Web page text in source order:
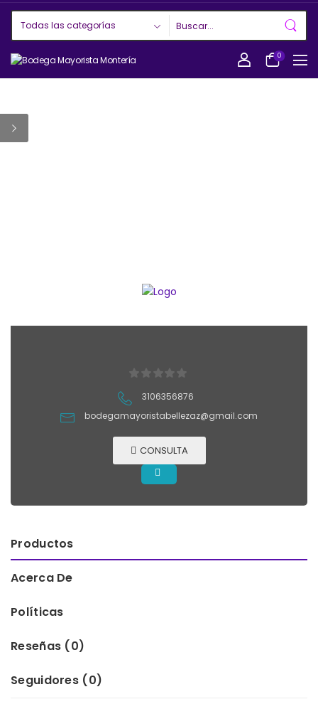
0
3106356876
bodegamayoristabellezaz@gmail.com
CONSULTA
Productos
Acerca De
Políticas
Reseñas (0)
Seguidores (0)